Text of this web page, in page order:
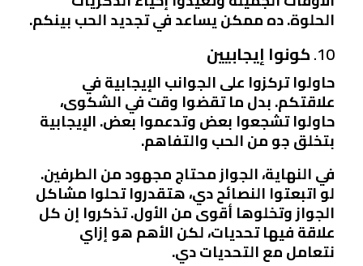
الحلوة. ده ممكن يساعد في تجديد الحب بينكم.
10. كونوا إيجابيين
حاولوا تركزوا على الجوانب الإيجابية في
علاقتكم. بدل ما تقضوا وقت في الشكوى،
حاولوا تشجعوا بعض وتدعموا بعض. الإيجابية
بتخلق جو من الحب والتفاهم.
في النهاية، الجواز محتاج مجهود من الطرفين.
لو اتبعتوا النصائح دي، هتقدروا تحلوا مشاكل
الجواز وتخلوها أقوى من الأول. تذكروا إن كل
علاقة فيها تحديات، لكن الأهم هو إزاي
نتعامل مع التحديات دي.